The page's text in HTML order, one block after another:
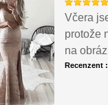
Včera
protože
na
Recenzent